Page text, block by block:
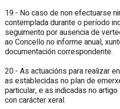
19.- No caso de non efectuarse
contemplada durante o período
seguimento por ausencia de
ao Concello no informe anual,
documentación correspondente.
20.- As actuacións para realizar
as establecidas no plan de
particular, e as indicadas no
con carácter xeral.